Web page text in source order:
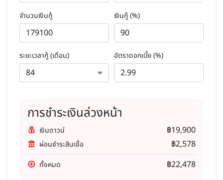
จำนวนเงินกู้ เงินกู้ (%)
ระยะเวลากู้ (เดือน) อัตราดอกเบี้ย (%)
การชำระเงินล่วงหน้า
เงินดาวน์ ฿19,900
ผ่อนชำระสินเชื่อ ฿2,578
ทั้งหมด ฿22,478